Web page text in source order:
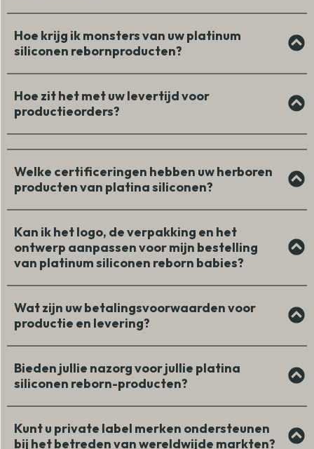
Hoe krijg ik monsters van uw platinum
siliconen rebornproducten?
Hoe zit het met uw levertijd voor
productieorders?
Welke certificeringen hebben uw herboren
producten van platina siliconen?
Kan ik het logo, de verpakking en het
ontwerp aanpassen voor mijn bestelling
van platinum siliconen reborn babies?
Wat zijn uw betalingsvoorwaarden voor
productie en levering?
Bieden jullie nazorg voor jullie platina
siliconen reborn-producten?
Kunt u private label merken ondersteunen
bij het betreden van wereldwijde markten?